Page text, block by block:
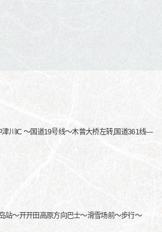
川IC ～国道19号线～木曾大桥左转,国道361线—
站～开开田高原方向巴士～滑雪场前～步行～